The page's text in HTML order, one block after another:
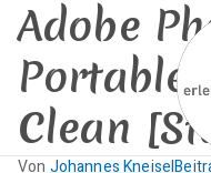
Zum
Inhalt
springen
Adobe
Portable
Clean
Von Johannes Kneisel